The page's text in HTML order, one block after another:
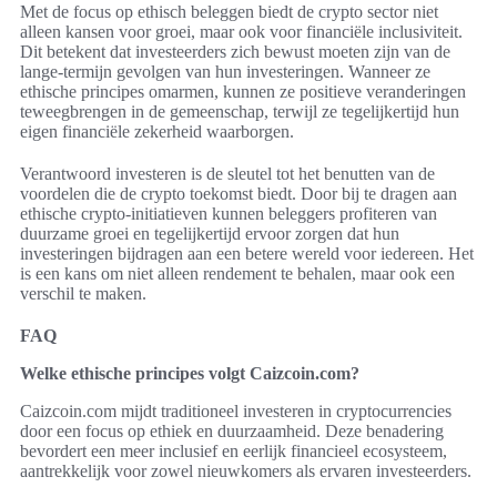
Met de focus op ethisch beleggen biedt de crypto sector niet
alleen kansen voor groei, maar ook voor financiële inclusiviteit.
Dit betekent dat investeerders zich bewust moeten zijn van de
lange-termijn gevolgen van hun investeringen. Wanneer ze
ethische principes omarmen, kunnen ze positieve veranderingen
teweegbrengen in de gemeenschap, terwijl ze tegelijkertijd hun
eigen financiële zekerheid waarborgen.
Verantwoord investeren is de sleutel tot het benutten van de
voordelen die de crypto toekomst biedt. Door bij te dragen aan
ethische crypto-initiatieven kunnen beleggers profiteren van
duurzame groei en tegelijkertijd ervoor zorgen dat hun
investeringen bijdragen aan een betere wereld voor iedereen. Het
is een kans om niet alleen rendement te behalen, maar ook een
verschil te maken.
FAQ
Welke ethische principes volgt Caizcoin.com?
Caizcoin.com mijdt traditioneel investeren in cryptocurrencies
door een focus op ethiek en duurzaamheid. Deze benadering
bevordert een meer inclusief en eerlijk financieel ecosysteem,
aantrekkelijk voor zowel nieuwkomers als ervaren investeerders.